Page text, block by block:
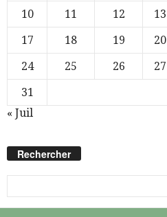
10
11 12 13
17
18 19 20
24
25 26 27
31
« Juil
Rechercher